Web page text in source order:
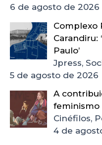
6 de agosto de 2026
Complexo
Carandiru:
Paulo’
Jpress,
5 de agosto de 2026
A
feminismo
Cinéfilos,
4 de